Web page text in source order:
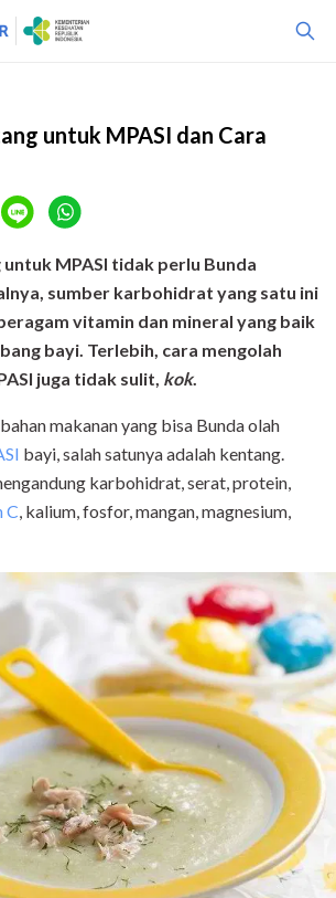
untuk MPASI dan Cara
MPASI tidak perlu Bunda
sumber karbohidrat yang satu ini
vitamin dan mineral yang baik
bayi. Terlebih, cara mengolah
juga tidak sulit, kok.
makanan yang bisa Bunda olah
bayi, salah satunya adalah kentang.
karbohidrat, serat, protein,
C, kalium, fosfor, mangan, magnesium,